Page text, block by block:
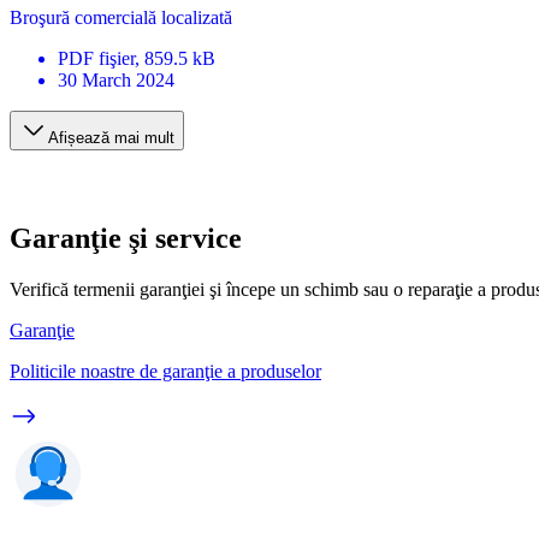
Broşură comercială localizată
PDF fişier, 859.5 kB
30 March 2024
Afișează mai mult
Garanţie şi service
Verifică termenii garanţiei şi începe un schimb sau o reparaţie a
Garanţie
Politicile noastre de garanţie a produselor